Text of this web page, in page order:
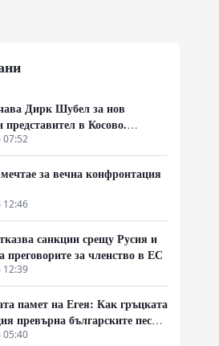
Дирк Шубел за нов
представител в Косово.
ескалация на
07:52
за вечна конфронтация
12:46
санкции срещу Русия и
преговорите за членство в ЕС
12:39
памет на Егея: Как гръцката
превърна българските песни
елински“
05:40